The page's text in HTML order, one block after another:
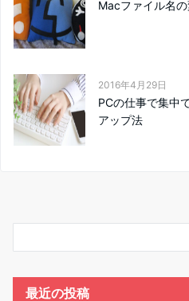
Macファイル名
2016年4月29日
PCの仕事で集中
アップ法
最近の投稿